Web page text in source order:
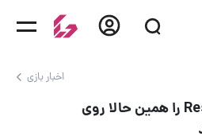
اخبار بازی
دموی بازی Resident Evil 8 را همین حالا روی